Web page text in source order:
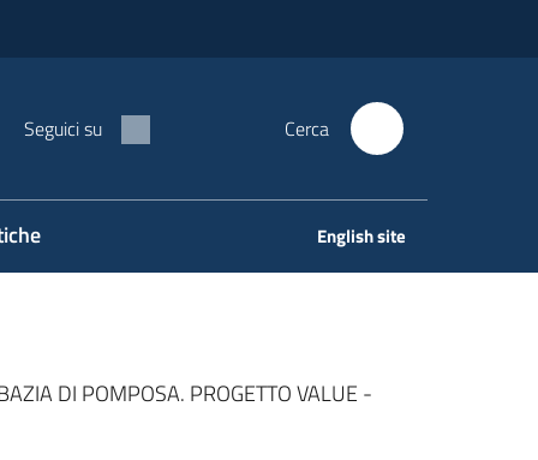
Seguici su Cerca
English site
DI POMPOSA. PROGETTO VALUE -